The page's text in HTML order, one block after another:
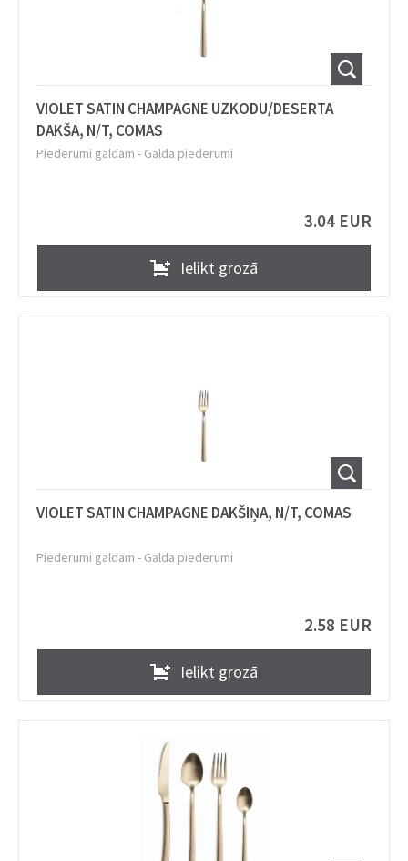
VIOLET SATIN CHAMPAGNE UZKODU/DESERTA
DAKŠA, N/T, COMAS
Piederumi galdam - Galda piederumi
3.04 EUR
Ielikt grozā
VIOLET SATIN CHAMPAGNE DAKŠIŅA, N/T, COMAS
Piederumi galdam - Galda piederumi
2.58 EUR
Ielikt grozā